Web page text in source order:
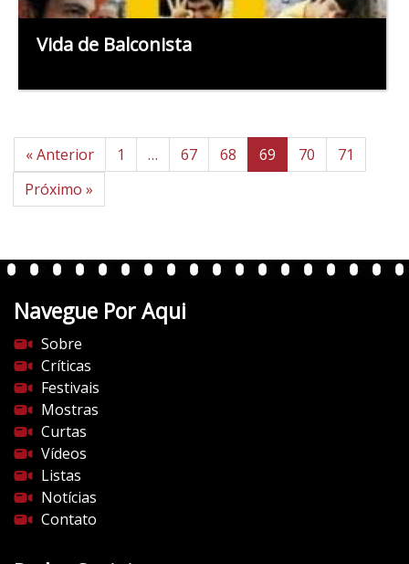
Vida de Balconista
« Anterior 1 … 67 68 69 70
71
Próximo »
Navegue Por Aqui
Sobre
Críticas
Festivais
Mostras
Curtas
Vídeos
Listas
Notícias
Contato